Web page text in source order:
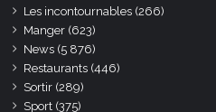
Les incontournables (266)
Manger (623)
News (5 876)
Restaurants (446)
Sortir (289)
Sport (375)